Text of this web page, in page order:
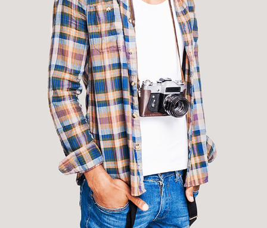
CEO
Ea mei nostrum imperdiet deterruisset, mei ludus efficiendi ei. Sea
summo mazim ex, ea errem eleifend definitionem vim